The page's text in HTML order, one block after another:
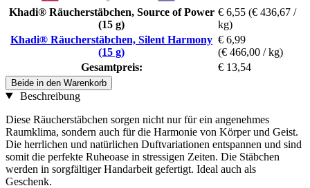
Khadi® Räucherstäbchen, Source of Power
(15 g)
€ 6,55 (€ 436,67 /
kg)
Khadi® Räucherstäbchen, Silent Harmony
(15 g)
€ 6,99
(€ 466,00 / kg)
Gesamtpreis:
€ 13,54
Beide in den Warenkorb
Beschreibung
Diese Räucherstäbchen sorgen nicht nur für ein angenehmes
Raumklima, sondern auch für die Harmonie von Körper und Geist.
Die herrlichen und natürlichen Duftvariationen entspannen und sind
somit die perfekte Ruheoase in stressigen Zeiten. Die Stäbchen
werden in sorgfältiger Handarbeit gefertigt. Ideal auch als
Geschenk.